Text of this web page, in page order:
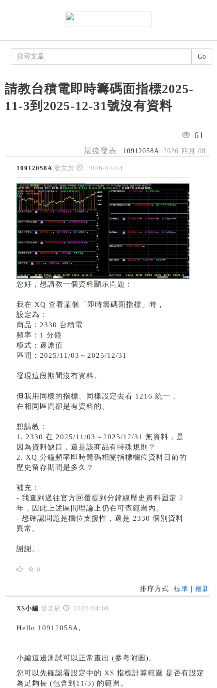
請教台積電即時籌碼面指標2025-
11-3到2025-12-31號沒有資料
61
最後發表 10912058A 2026 四月 08
10912058A 發文於 2026/04/04
您好，想請教一個資料顯示問題：
我在 XQ 查看某個「即時籌碼面指標」時，
設定為：
商品：2330 台積電
頻率：1 分鐘
模式：還原值
區間：2025/11/03～2025/12/31
發現這段期間沒有資料。
但我用同樣的指標、同樣設定去看 1216 統一，
在相同區間卻是有資料的。
想請教：
1. 2330 在 2025/11/03～2025/12/31 無資料，是
因為資料缺口，還是該商品有特殊規則？
2. XQ 分鐘頻率即時籌碼相關指標欄位資料目前的
歷史留存期間是多久？
補充：
- 我查到過往官方回覆提到分鐘線歷史資料固定 2
年，因此上述區間理論上仍在可查範圍內。
- 想確認問題是欄位支援性，還是 2330 個別資料
異常。
謝謝。
0
排序方式: 標準 最新
XS小編 發文於 2026/04/08
Hello 10912058A,
小編這邊測試可以正常畫出 (參考附圖)。
您可以先確認看設定中的 XS 指標計算範圍 是否有設定
為足夠長 (包含到11/3) 的範圍。
Go